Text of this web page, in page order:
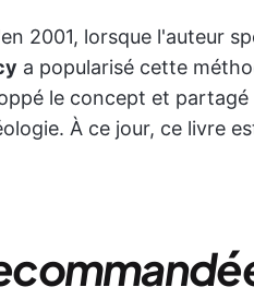
2001, lorsque l'auteur
a popularisé cette
le concept et
À ce jour, ce livre